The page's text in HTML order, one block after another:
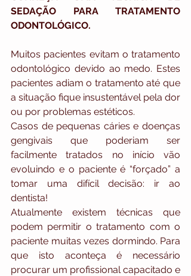
SEDAÇÃO PARA TRATAMENTO
ODONTOLÓGICO.
Muitos pacientes evitam o tratamento
odontológico devido ao medo. Estes
pacientes adiam o tratamento até que
a situação fique insustentável pela dor
ou por problemas estéticos.
Casos de pequenas cáries e doenças
gengivais que poderiam ser
facilmente tratados no início vão
evoluindo e o paciente é “forçado” a
tomar uma difícil decisão: ir ao
dentista!
Atualmente existem técnicas que
podem permitir o tratamento com o
paciente muitas vezes dormindo. Para
que isto aconteça é necessário
procurar um profissional capacitado e